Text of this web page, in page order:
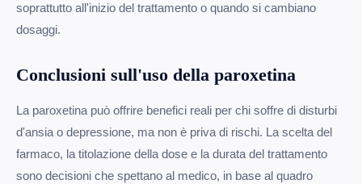
soprattutto all'inizio del trattamento o quando si cambiano
dosaggi.
Conclusioni sull'uso della paroxetina
La paroxetina può offrire benefici reali per chi soffre di disturbi
d'ansia o depressione, ma non è priva di rischi. La scelta del
farmaco, la titolazione della dose e la durata del trattamento
sono decisioni che spettano al medico, in base al quadro